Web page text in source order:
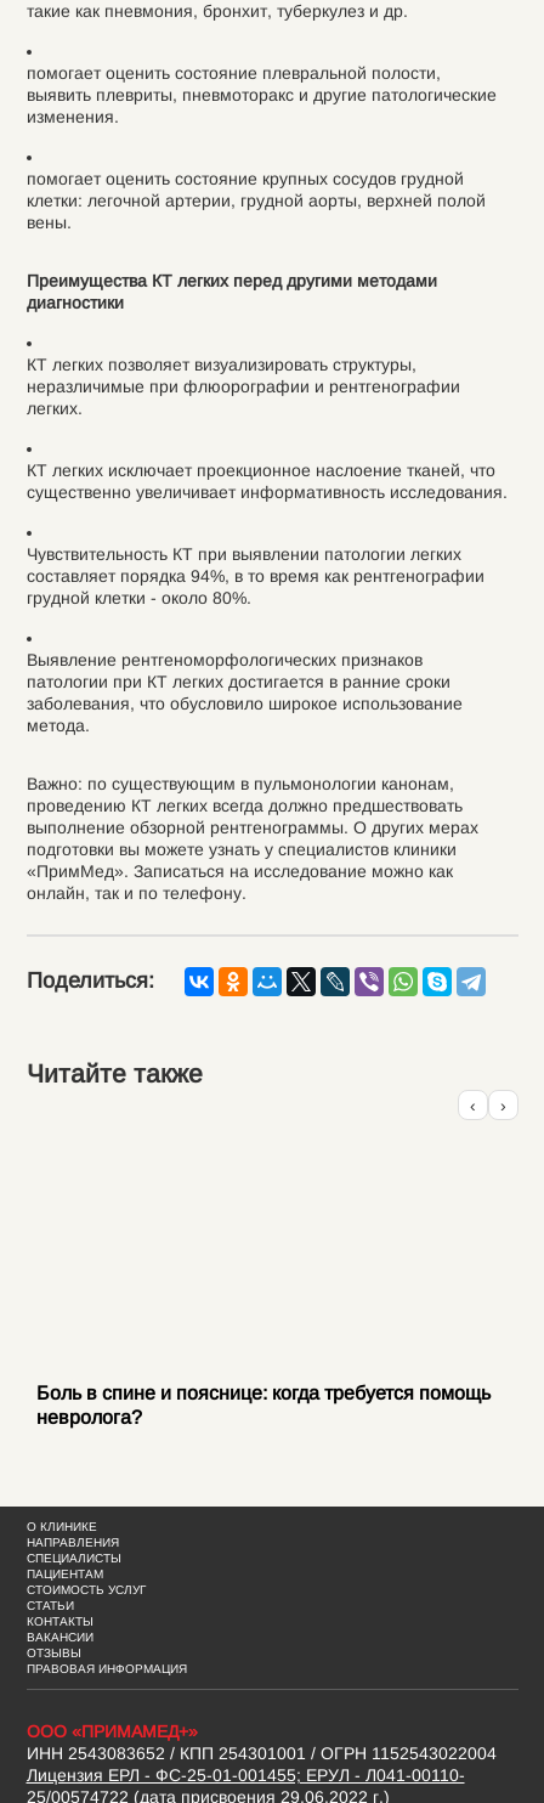
такие как пневмония, бронхит, туберкулез и др.
помогает оценить состояние плевральной полости,
выявить плевриты, пневмоторакс и другие патологические
изменения.
помогает оценить состояние крупных сосудов грудной
клетки: легочной артерии, грудной аорты, верхней полой
вены.
Преимущества КТ легких перед другими методами
диагностики
КТ легких позволяет визуализировать структуры,
неразличимые при флюорографии и рентгенографии
легких.
КТ легких исключает проекционное наслоение тканей, что
существенно увеличивает информативность исследования.
Чувствительность КТ при выявлении патологии легких
составляет порядка 94%, в то время как рентгенографии
грудной клетки - около 80%.
Выявление рентгеноморфологических признаков
патологии при КТ легких достигается в ранние сроки
заболевания, что обусловило широкое использование
метода.
Важно: по существующим в пульмонологии канонам,
проведению КТ легких всегда должно предшествовать
выполнение обзорной рентгенограммы. О других мерах
подготовки вы можете узнать у специалистов клиники
«ПримМед». Записаться на исследование можно как
онлайн, так и по телефону.
Поделиться:
Читайте также
Боль в спине и пояснице: когда требуется помощь
невролога?
‹ ›
О КЛИНИКЕ
НАПРАВЛЕНИЯ
СПЕЦИАЛИСТЫ
ПАЦИЕНТАМ
СТОИМОСТЬ УСЛУГ
СТАТЬИ
КОНТАКТЫ
ВАКАНСИИ
ОТЗЫВЫ
ПРАВОВАЯ ИНФОРМАЦИЯ
ООО «ПРИМАМЕД+»
ИНН 2543083652 / КПП 254301001 / ОГРН 1152543022004
Лицензия ЕРЛ - ФС-25-01-001455; ЕРУЛ - Л041-00110-
25/00574722 (дата присвоения 29.06.2022 г.)